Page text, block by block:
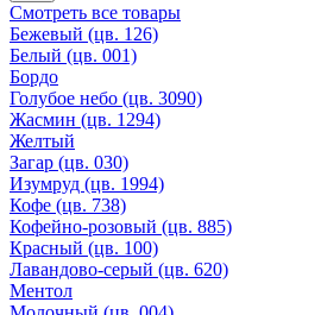
Смотреть все товары
Бежевый (цв. 126)
Белый (цв. 001)
Бордо
Голубое небо (цв. 3090)
Жасмин (цв. 1294)
Желтый
Загар (цв. 030)
Изумруд (цв. 1994)
Кофе (цв. 738)
Кофейно-розовый (цв. 885)
Красный (цв. 100)
Лавандово-серый (цв. 620)
Ментол